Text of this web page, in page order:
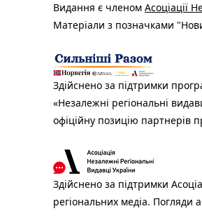
Видання є членом Асоціації
Матеріали з позначками
Здійснено за підтримки
«Незалежні регіональні
офіційну позицію партнерів
Здійснено за підтримки
регіональних медіа. Погляди